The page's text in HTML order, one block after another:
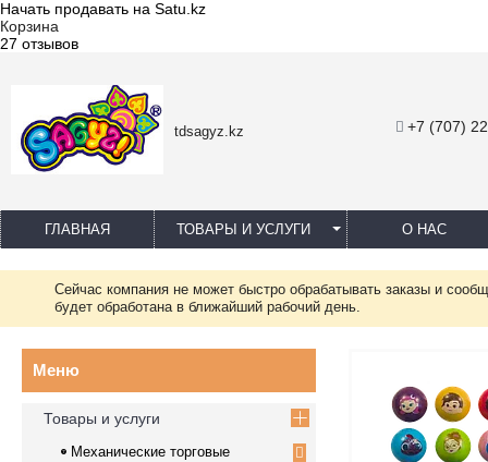
Начать продавать на Satu.kz
Корзина
27 отзывов
tdsagyz.kz +7 (707)
ГЛАВНАЯ ТОВАРЫ И УСЛУГИ О НАС
Сейчас компания не может быстро обрабатывать заказы и
будет обработана в ближайший рабочий день.
Товары и услуги
Механические торговые